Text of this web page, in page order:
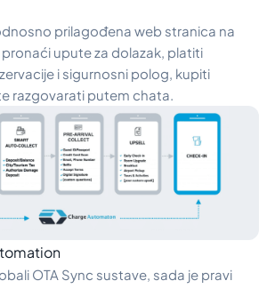
prilagođena web stranica na
upute za dolazak, platiti
i sigurnosni polog, kupiti
razgovarati putem chata.
OTA Sync sustave, sada je pravi